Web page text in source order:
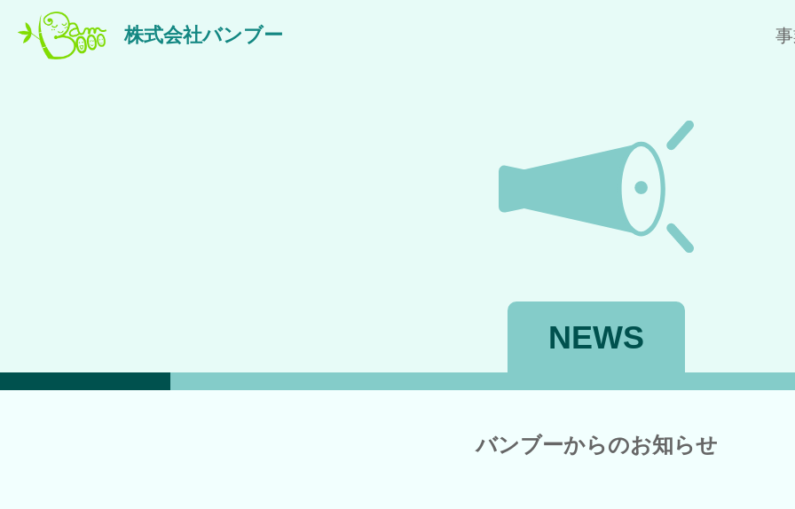
株式会社バンブー
NEWS
バンブーからのお知らせ